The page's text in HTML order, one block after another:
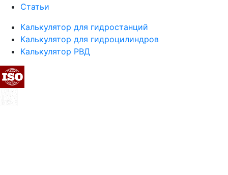
Статьи
Калькулятор для гидростанций
Калькулятор для гидроцилиндров
Калькулятор РВД